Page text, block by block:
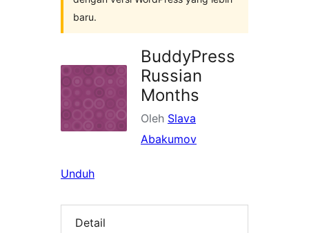
baru.
BuddyPress
Russian
Months
Oleh Slava
Abakumov
Unduh
Detail